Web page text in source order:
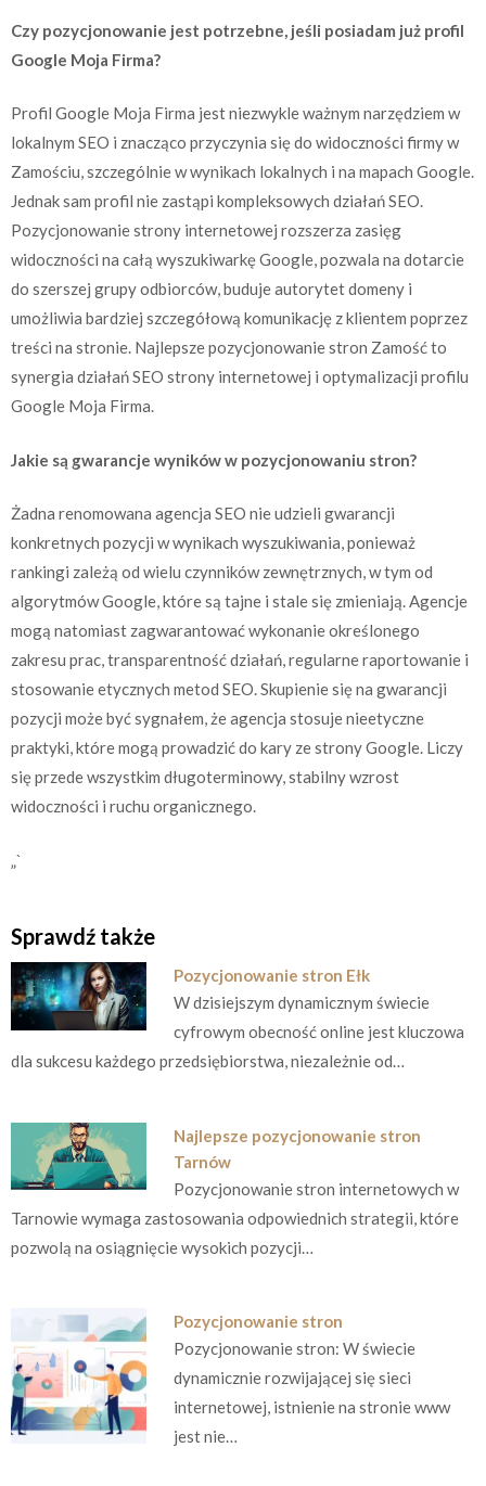
Czy pozycjonowanie jest potrzebne, jeśli posiadam już profil
Google Moja Firma?
Profil Google Moja Firma jest niezwykle ważnym narzędziem w
lokalnym SEO i znacząco przyczynia się do widoczności firmy w
Zamościu, szczególnie w wynikach lokalnych i na mapach Google.
Jednak sam profil nie zastąpi kompleksowych działań SEO.
Pozycjonowanie strony internetowej rozszerza zasięg
widoczności na całą wyszukiwarkę Google, pozwala na dotarcie
do szerszej grupy odbiorców, buduje autorytet domeny i
umożliwia bardziej szczegółową komunikację z klientem poprzez
treści na stronie. Najlepsze pozycjonowanie stron Zamość to
synergia działań SEO strony internetowej i optymalizacji profilu
Google Moja Firma.
Jakie są gwarancje wyników w pozycjonowaniu stron?
Żadna renomowana agencja SEO nie udzieli gwarancji
konkretnych pozycji w wynikach wyszukiwania, ponieważ
rankingi zależą od wielu czynników zewnętrznych, w tym od
algorytmów Google, które są tajne i stale się zmieniają. Agencje
mogą natomiast zagwarantować wykonanie określonego
zakresu prac, transparentność działań, regularne raportowanie i
stosowanie etycznych metod SEO. Skupienie się na gwarancji
pozycji może być sygnałem, że agencja stosuje nieetyczne
praktyki, które mogą prowadzić do kary ze strony Google. Liczy
się przede wszystkim długoterminowy, stabilny wzrost
widoczności i ruchu organicznego.
„`
Sprawdź także
Pozycjonowanie stron Ełk
W dzisiejszym dynamicznym świecie
cyfrowym obecność online jest kluczowa
dla sukcesu każdego przedsiębiorstwa, niezależnie od…
Najlepsze pozycjonowanie stron
Tarnów
Pozycjonowanie stron internetowych w
Tarnowie wymaga zastosowania odpowiednich strategii, które
pozwolą na osiągnięcie wysokich pozycji…
Pozycjonowanie stron
Pozycjonowanie stron: W świecie
dynamicznie rozwijającej się sieci
internetowej, istnienie na stronie www
jest nie…